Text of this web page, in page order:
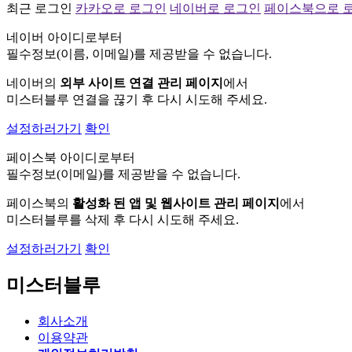
최근 로그인 카카오로 로그인 네이버로 로그인 페이스북으로
네이버 아이디로부터
필수정보(이름, 이메일)를 제공받을 수 없습니다.
네이버의 외부 사이트 연결 관리 페이지 에서
미스터블루 연결을 끊기 후 다시 시도해 주세요.
설정하러가기 확인
페이스북 아이디로부터
필수정보(이메일)를 제공받을 수 없습니다.
페이스북의 활성화 된 앱 및 웹사이트 관리 페이지 에서
미스터블루를 삭제 후 다시 시도해 주세요.
설정하러가기 확인
미스터블루
회사소개
이용약관